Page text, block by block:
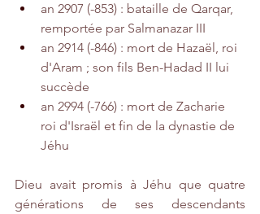
an 2907 (-853) : bataille de Qarqar,
remportée par Salmanazar III
an 2914 (-846) : mort de Hazaël, roi
d'Aram ; son fils Ben-Hadad II lui
succède
an 2994 (-766) : mort de Zacharie
roi d'Israël et fin de la dynastie de
Jéhu
Dieu avait promis à Jéhu que quatre
générations de ses descendants